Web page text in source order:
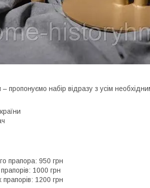
пропонуємо набір відразу з усім
прапора: 950 грн
1000 грн
1200 грн